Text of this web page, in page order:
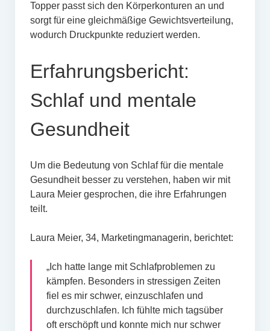
Topper passt sich den Körperkonturen an und
sorgt für eine gleichmäßige Gewichtsverteilung,
wodurch Druckpunkte reduziert werden.
Erfahrungsbericht:
Schlaf und mentale
Gesundheit
Um die Bedeutung von Schlaf für die mentale
Gesundheit besser zu verstehen, haben wir mit
Laura Meier gesprochen, die ihre Erfahrungen
teilt.
Laura Meier, 34, Marketingmanagerin, berichtet:
„Ich hatte lange mit Schlafproblemen zu
kämpfen. Besonders in stressigen Zeiten
fiel es mir schwer, einzuschlafen und
durchzuschlafen. Ich fühlte mich tagsüber
oft erschöpft und konnte mich nur schwer